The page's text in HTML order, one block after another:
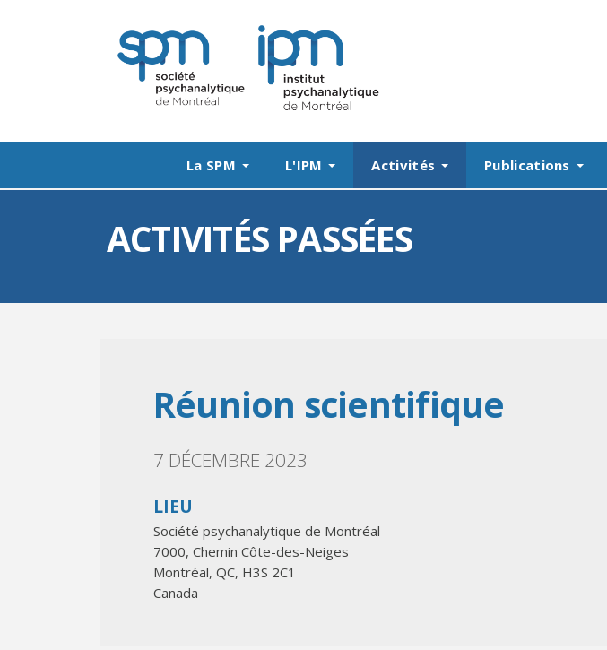
La SPM L'IPM Activités Publications
ACTIVITÉS PASSÉES
Réunion scientifique
7 DÉCEMBRE 2023
LIEU
Société psychanalytique de Montréal
7000, Chemin Côte-des-Neiges
Montréal, QC, H3S 2C1
Canada